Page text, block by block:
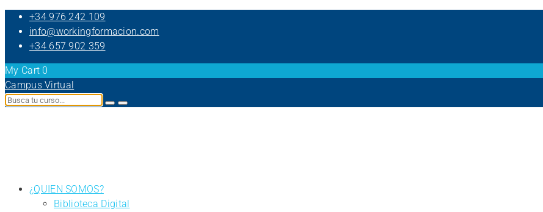
+34 976 242 109
info@workingformacion.com
+34 657 902 359
My Cart 0
Campus Virtual
¿QUIEN SOMOS?
Biblioteca Digital